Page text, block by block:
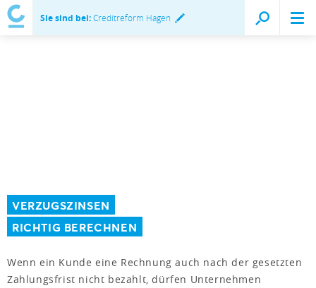
Sie sind bei:Creditreform Hagen
VERZUGSZINSEN
RICHTIG BERECHNEN
Wenn ein Kunde eine Rechnung auch nach der gesetzten
Zahlungsfrist nicht bezahlt, dürfen Unternehmen